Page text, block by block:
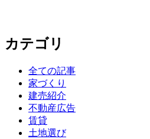
カテゴリ
全ての記事
家づくり
建売紹介
不動産広告
賃貸
土地選び